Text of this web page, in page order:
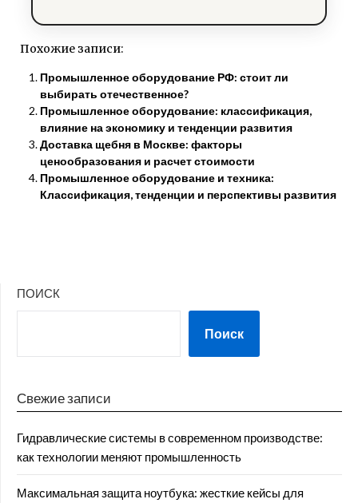
Похожие записи:
Промышленное оборудование РФ: стоит ли
выбирать отечественное?
Промышленное оборудование: классификация,
влияние на экономику и тенденции развития
Доставка щебня в Москве: факторы
ценообразования и расчет стоимости
Промышленное оборудование и техника:
Классификация, тенденции и перспективы развития
ПОИСК
Поиск
Свежие записи
Гидравлические системы в современном производстве:
как технологии меняют промышленность
Максимальная защита ноутбука: жесткие кейсы для